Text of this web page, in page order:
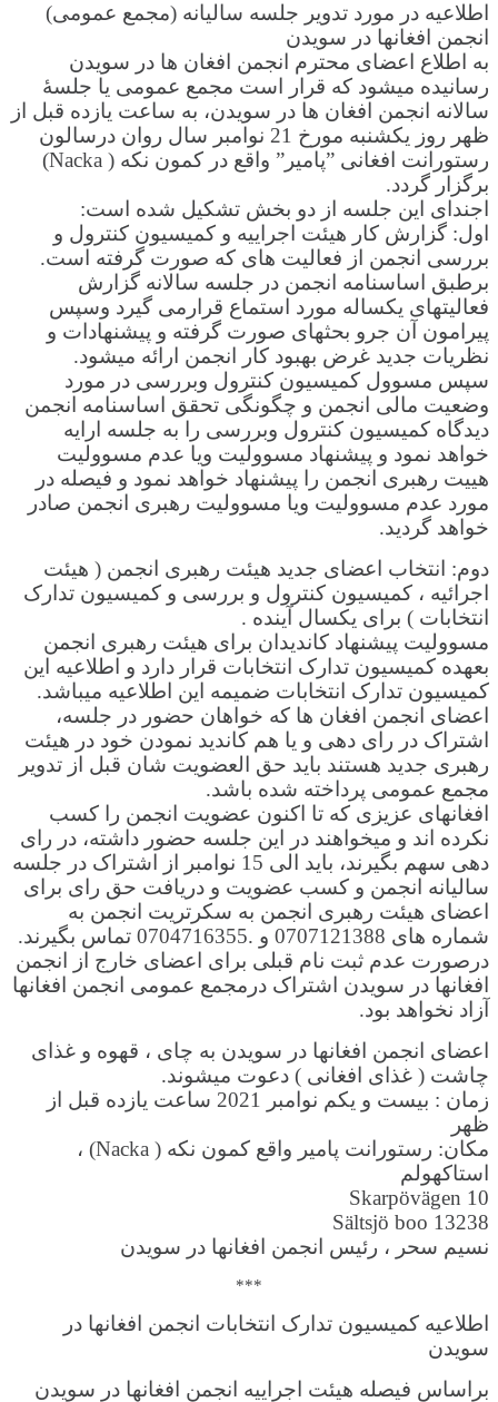
اطلاعیه در مورد تدویر جلسه سالیانه (مجمع عمومی)
انجمن افغانها در سویدن
به اطلاع اعضای محترم انجمن افغان ها در سویدن
رسانیده میشود که قرار است مجمع عمومی یا جلسۀ
سالانه انجمن افغان ها در سویدن، به ساعت یازده قبل از
ظهر روز یکشنبه مورخ 21 نوامبر سال روان درسالون
رستورانت افغانی ”پامیر” واقع در کمون نکه ( Nacka)
برگزار گردد.
اجندای این جلسه از دو بخش تشکیل شده است:
اول: گزارش کار هیئت اجراییه و کمیسیون کنترول و
بررسی انجمن از فعالیت های که صورت گرفته است.
برطبق اساسنامه انجمن در جلسه سالانه گزارش
فعالیتهای یکساله مورد استماع قرارمی گیرد وسپس
پیرامون آن جرو بحثهای صورت گرفته و پیشنهادات و
نظریات جدید غرض بهبود کار انجمن ارائه میشود.
سپس مسوول کمیسیون کنترول وبررسی در مورد
وضعیت مالی انجمن و چگونگی تحقق اساسنامه انجمن
دیدگاه کمیسیون کنترول وبررسی را به جلسه ارایه
خواهد نمود و پیشنهاد مسوولیت ویا عدم مسوولیت
هییت رهبری انجمن را پیشنهاد خواهد نمود و فیصله در
مورد عدم مسوولیت ویا مسوولیت رهبری انجمن صادر
خواهد گردید.
دوم: انتخاب اعضای جدید هیئت رهبری انجمن ( هیئت
اجرائیه ، کمیسیون کنترول و بررسی و کمیسیون تدارک
انتخابات ) برای یکسال آینده .
مسوولیت پیشنهاد کاندیدان برای هیئت رهبری انجمن
بعهده کمیسیون تدارک انتخابات قرار دارد و اطلاعیه این
کمیسیون تدارک انتخابات ضمیمه این اطلاعیه میباشد.
اعضای انجمن افغان ها که خواهان حضور در جلسه،
اشتراک در رای دهی و یا هم کاندید نمودن خود در هیئت
رهبری جدید هستند باید حق العضویت شان قبل از تدویر
مجمع عمومی پرداخته شده باشد.
افغانهای عزیزی که تا اکنون عضویت انجمن را کسب
نکرده اند و میخواهند در این جلسه حضور داشته، در رای
دهی سهم بگیرند، باید الی 15 نوامبر از اشتراک در جلسه
سالیانه انجمن و کسب عضویت و دریافت حق رای برای
اعضای هیئت رهبری انجمن به سکرتریت انجمن به
شماره های 0707121388 و .0704716355 تماس بگیرند.
درصورت عدم ثبت نام قبلی برای اعضای خارج از انجمن
افغانها در سویدن اشتراک درمجمع عمومی انجمن افغانها
آزاد نخواهد بود.
اعضای انجمن افغانها در سویدن به چای ، قهوه و غذای
چاشت ( غذای افغانی ) دعوت میشوند.
زمان : بیست و یکم نوامبر 2021 ساعت یازده قبل از
ظهر
مکان: رستورانت پامیر واقع کمون نکه ( Nacka) ،
استاکهولم
Skarpövägen 10
13238 Sältsjö boo
نسیم سحر ، رئیس انجمن افغانها در سویدن
***
اطلاعیه کمیسیون تدارک انتخابات انجمن افغانها در
سویدن
براساس فیصله هیئت اجراییه انجمن افغانها در سویدن